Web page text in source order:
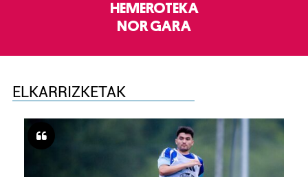
HEMEROTEKA
NOR GARA
ELKARRIZKETAK